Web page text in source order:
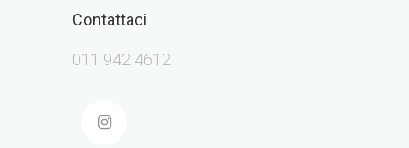
Contattaci
011 942 4612